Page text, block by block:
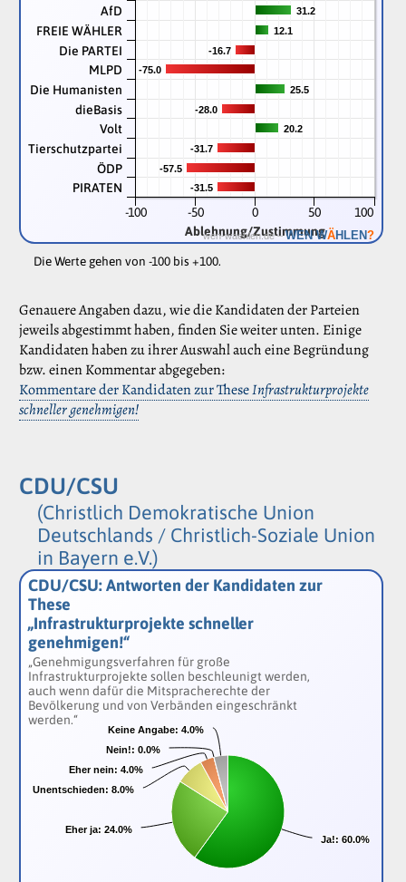
Ablehnung/Zustimmung
31.2
31.2
12.1
12.1
-16.7
-16.7
-75.0
-75.0
25.5
25.5
-28.0
-28.0
20.2
20.2
-31.7
-31.7
-57.5
-57.5
-31.5
-31.5
AfD
FREIE WÄHLER
Die PARTEI
MLPD
Die Humanisten
dieBasis
Volt
Tierschutzpartei
ÖDP
PIRATEN
-100
-50 0 50 100
wen-waehlen.de –WEN WÄHLEN?
Die Werte gehen von -100 bis +100.
Genauere Angaben dazu, wie die Kandidaten der Parteien
jeweils abgestimmt haben, finden Sie weiter unten. Einige
Kandidaten haben zu ihrer Auswahl auch eine Begründung
bzw. einen Kommentar abgegeben:
Kommentare der Kandidaten zur TheseInfrastrukturprojekte
schneller genehmigen!
CDU/CSU
(Christlich Demokratische Union
Deutschlands / Christlich-Soziale Union
in Bayern e.V.)
Ja!: 60.0%
Ja!: 60.0%
Eher ja: 24.0%
Eher ja: 24.0%
Unentschieden: 8.0%
Unentschieden: 8.0%
Eher nein: 4.0%
Eher nein: 4.0%
Nein!: 0.0%
Nein!: 0.0%
Keine Angabe: 4.0%
Keine Angabe: 4.0%
CDU/CSU: Antworten der Kandidaten zur
These
„Infrastrukturprojekte schneller
genehmigen!“
„Genehmigungsverfahren für große
Infrastrukturprojekte sollen beschleunigt werden,
auch wenn dafür die Mitspracherechte der
Bevölkerung und von Verbänden eingeschränkt
werden.“